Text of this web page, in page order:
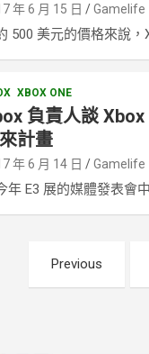
年 6 月 15 日 Gamelife
500 美元的價格來說，
XBOX ONE
負責人談
計畫
年 6 月 14 日 Gamelife
年 E3 展的媒體發表會
Previous